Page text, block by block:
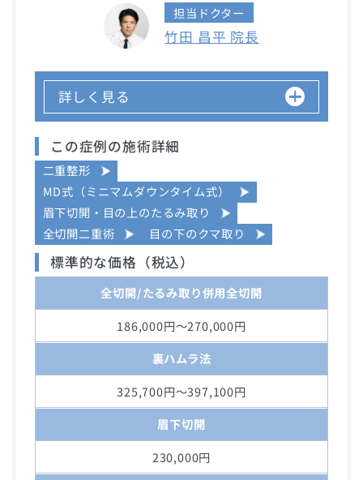
担当ドクター
竹田 昌平 院長
詳しく見る
この症例の施術詳細
二重整形
MD式（ミニマムダウンタイム式）
眉下切開・目の上のたるみ取り
全切開二重術
目の下のクマ取り
標準的な価格（税込）
全切開/たるみ取り併用全切開
186,000円～270,000円
裏ハムラ法
325,700円～397,100円
眉下切開
230,000円